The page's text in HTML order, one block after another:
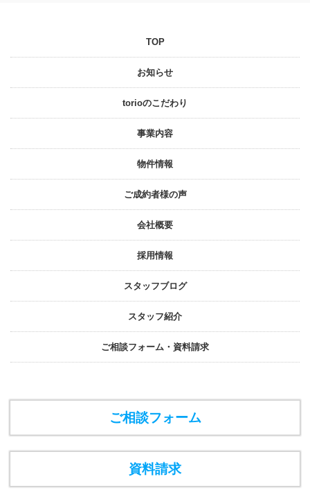
TOP
お知らせ
torioのこだわり
事業内容
物件情報
ご成約者様の声
会社概要
採⽤情報
スタッフブログ
スタッフ紹介
ご相談フォーム・資料請求
ご相談フォーム
資料請求